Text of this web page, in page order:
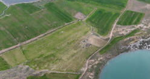
SAĞLIK
BİLİM VE TEKNOLOJİ
OTOMOBİL